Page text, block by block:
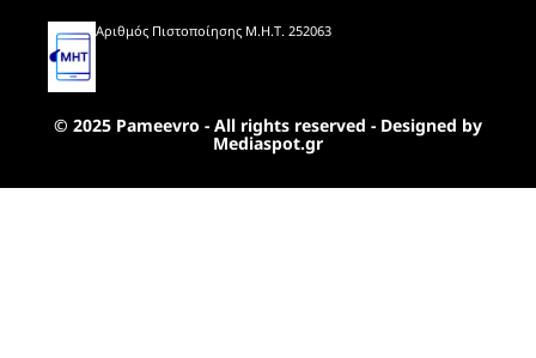
Αριθμός Πιστοποίησης Μ.Η.Τ. 252063
© 2025 Pameevro - All rights reserved - Designed by
Mediaspot.gr